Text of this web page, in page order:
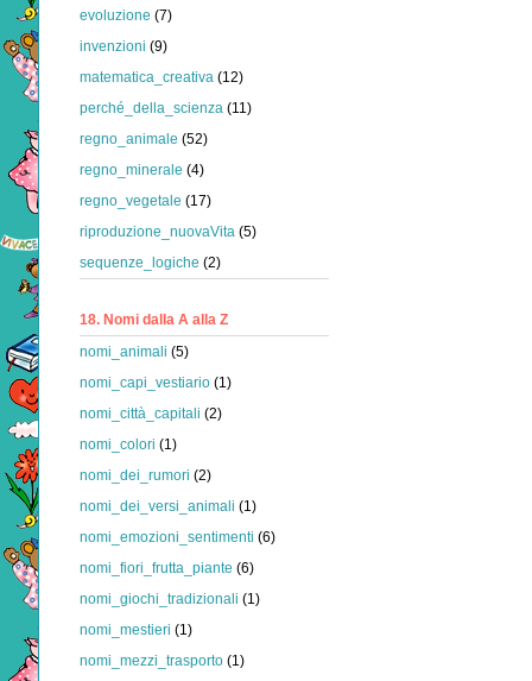
evoluzione (7)
invenzioni (9)
matematica_creativa (12)
perché_della_scienza (11)
regno_animale (52)
regno_minerale (4)
regno_vegetale (17)
riproduzione_nuovaVita (5)
sequenze_logiche (2)
18. Nomi dalla A alla Z
nomi_animali (5)
nomi_capi_vestiario (1)
nomi_città_capitali (2)
nomi_colori (1)
nomi_dei_rumori (2)
nomi_dei_versi_animali (1)
nomi_emozioni_sentimenti (6)
nomi_fiori_frutta_piante (6)
nomi_giochi_tradizionali (1)
nomi_mestieri (1)
nomi_mezzi_trasporto (1)